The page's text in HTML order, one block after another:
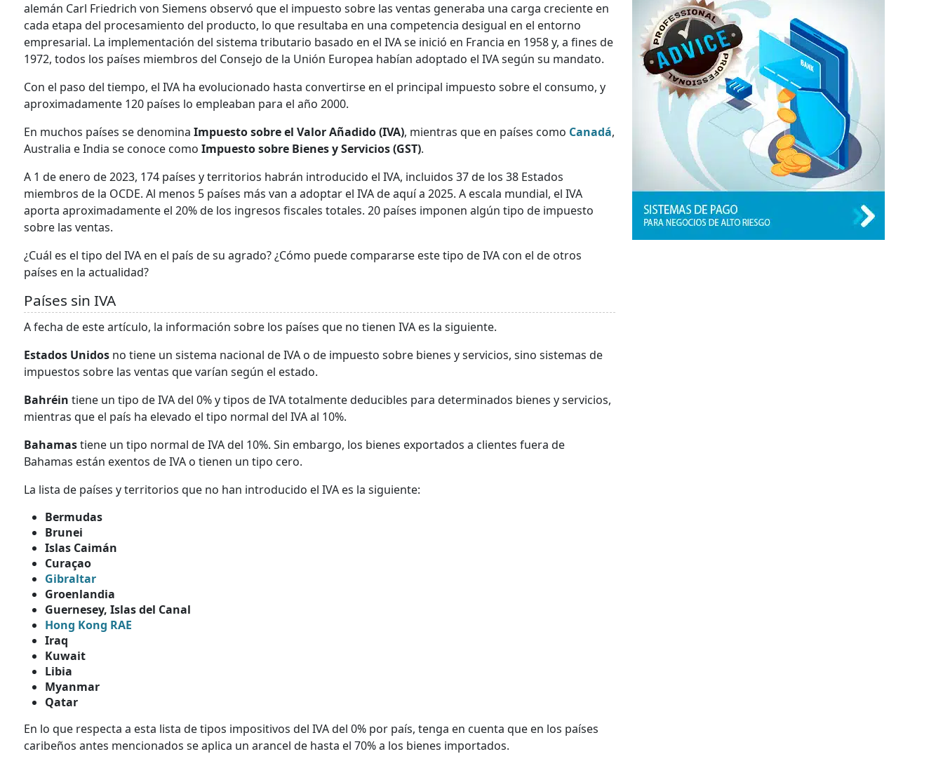
alemán Carl Friedrich von Siemens observó que el impuesto sobre las ventas generaba una carga creciente en
cada etapa del procesamiento del producto, lo que resultaba en una competencia desigual en el entorno
empresarial. La implementación del sistema tributario basado en el IVA se inició en Francia en 1958 y, a fines de
1972, todos los países miembros del Consejo de la Unión Europea habían adoptado el IVA según su mandato.
Con el paso del tiempo, el IVA ha evolucionado hasta convertirse en el principal impuesto sobre el consumo, y
aproximadamente 120 países lo empleaban para el año 2000.
En muchos países se denomina Impuesto sobre el Valor Añadido (IVA), mientras que en países como Canadá,
Australia e India se conoce como Impuesto sobre Bienes y Servicios (GST).
A 1 de enero de 2023, 174 países y territorios habrán introducido el IVA, incluidos 37 de los 38 Estados
miembros de la OCDE. Al menos 5 países más van a adoptar el IVA de aquí a 2025. A escala mundial, el IVA
aporta aproximadamente el 20% de los ingresos fiscales totales. 20 países imponen algún tipo de impuesto
sobre las ventas.
¿Cuál es el tipo del IVA en el país de su agrado? ¿Cómo puede compararse este tipo de IVA con el de otros
países en la actualidad?
Países sin IVA
A fecha de este artículo, la información sobre los países que no tienen IVA es la siguiente.
Estados Unidos no tiene un sistema nacional de IVA o de impuesto sobre bienes y servicios, sino sistemas de
impuestos sobre las ventas que varían según el estado.
Bahréin tiene un tipo de IVA del 0% y tipos de IVA totalmente deducibles para determinados bienes y servicios,
mientras que el país ha elevado el tipo normal del IVA al 10%.
Bahamastiene un tipo normal de IVA del 10%. Sin embargo, los bienes exportados a clientes fuera de
Bahamas están exentos de IVA o tienen un tipo cero.
La lista de países y territorios que no han introducido el IVA es la siguiente:
Bermudas
Brunei
Islas Caimán
Curaçao
Gibraltar
Groenlandia
Guernesey, Islas del Canal
Hong Kong RAE
Iraq
Kuwait
Libia
Myanmar
Qatar
En lo que respecta a esta lista de tipos impositivos del IVA del 0% por país, tenga en cuenta que en los países
caribeños antes mencionados se aplica un arancel de hasta el 70% a los bienes importados.